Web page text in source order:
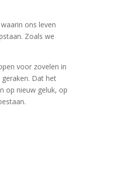
ons leven
Zoals we
voor zovelen in
Dat het
op nieuw geluk, op